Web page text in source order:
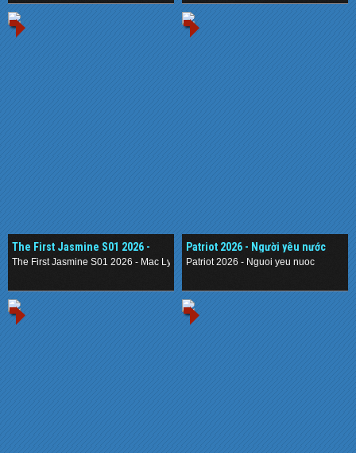
The First Jasmine S01 2026 -
Mạc Ly
The First Jasmine S01 2026 - Mac Ly
Patriot 2026 - Người yêu nước
Patriot 2026 - Nguoi yeu nuoc